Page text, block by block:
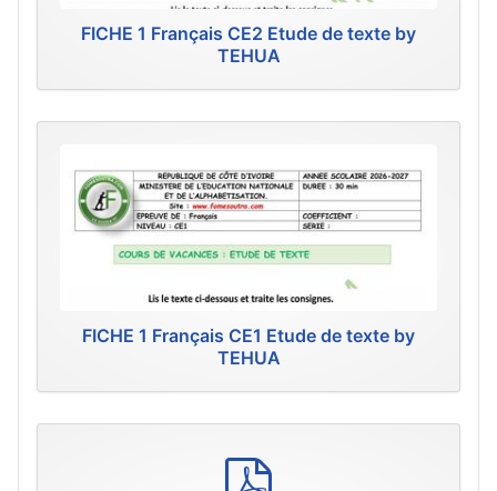
FICHE 1 Français CE2 Etude de texte by
TEHUA
FICHE 1 Français CE1 Etude de texte by
TEHUA